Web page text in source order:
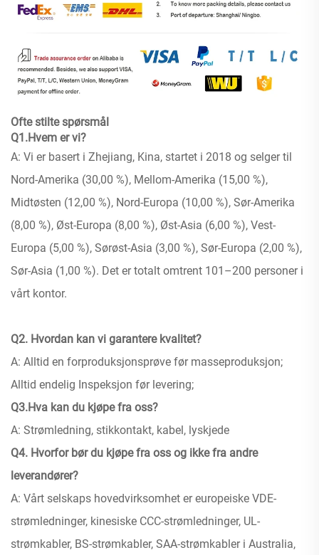
Ofte stilte spørsmål
Q1.Hvem er vi?
A: Vi er basert i Zhejiang, Kina, startet i 2018 og selger til
Nord-Amerika (30,00 %), Mellom-Amerika (15,00 %),
Midtøsten (12,00 %), Nord-Europa (10,00 %), Sør-Amerika
(8,00 %), Øst-Europa (8,00 %), Øst-Asia (6,00 %), Vest-
Europa (5,00 %), Sørøst-Asia (3,00 %), Sør-Europa (2,00 %),
Sør-Asia (1,00 %). Det er totalt omtrent 101–200 personer i
vårt kontor.
Q2. Hvordan kan vi garantere kvalitet?
A: Alltid en forproduksjonsprøve før masseproduksjon;
Alltid endelig Inspeksjon før levering;
Q3.Hva kan du kjøpe fra oss?
A: Strømledning, stikkontakt, kabel, lyskjede
Q4. Hvorfor bør du kjøpe fra oss og ikke fra andre
leverandører?
A: Vårt selskaps hovedvirksomhet er europeiske VDE-
strømledninger, kinesiske CCC-strømledninger, UL-
strømkabler, BS-strømkabler, SAA-strømkabler i Australia,